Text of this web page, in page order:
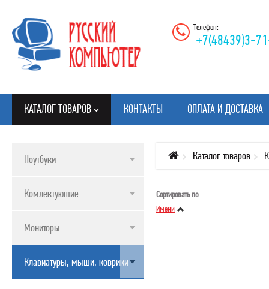
Телефон:
+7(48439)3-
КАТАЛОГ ТОВАРОВ
КАТАЛОГ ТОВАРОВ
КОМЛЕКТУЮШИЕ
МОНИТОРЫ
КЛАВИАТУРЫ, МЫШИ, КОВРИКИ
ПРИНТЕРЫ, СКАНЕРЫ, МФУ, ПЛАНШЕТЫ
КОНТАКТЫ ОПЛАТА И ДОСТАВКА
Ноутбуки
Комлектуюшие
Мониторы
Клавиатуры, мыши, коврики
Каталог товаров
Сортировать по
Имени